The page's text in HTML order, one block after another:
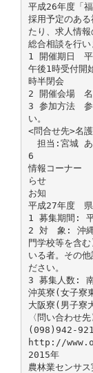
平成26年度「
採用予定のあ
たり、求人情
総合相談を行い
1 開催期日 平
午後1時受付開
時半閉会
2 開催会場 名
3 参加方法 参
い。
<問合せ先>名
担当:宮城 あ
6
情報コーナー
らせ
お知
平成27年度 県
1 募集期間:
2 対 象: 沖縄
門学校等を含
いる者。その
ださい。
3 募集人数:
沖英寮(女子寮
大阪寮(男子寮
〈問い合わせ
(098)942-
http://
2015年
農林業センサ